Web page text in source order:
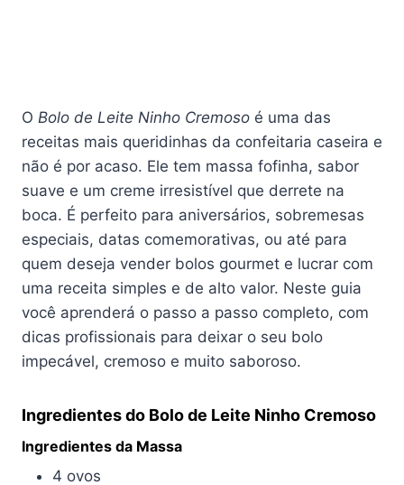
O Bolo de Leite Ninho Cremoso é uma das
receitas mais queridinhas da confeitaria caseira e
não é por acaso. Ele tem massa fofinha, sabor
suave e um creme irresistível que derrete na
boca. É perfeito para aniversários, sobremesas
especiais, datas comemorativas, ou até para
quem deseja vender bolos gourmet e lucrar com
uma receita simples e de alto valor. Neste guia
você aprenderá o passo a passo completo, com
dicas profissionais para deixar o seu bolo
impecável, cremoso e muito saboroso.
Ingredientes do Bolo de Leite Ninho Cremoso
Ingredientes da Massa
4 ovos